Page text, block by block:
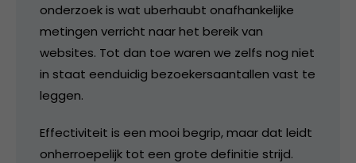
onderzoek is wat uberhaubt onafhankelijke
metingen verricht naar het bereik van
websites. Tot dan toe waren we zelfs nog niet
in staat eenduidig bezoekersaantallen vast te
leggen.
Effectiviteit is een mooi begrip, maar dat leidt
onherroepelijk tot een grote definitie strijd.